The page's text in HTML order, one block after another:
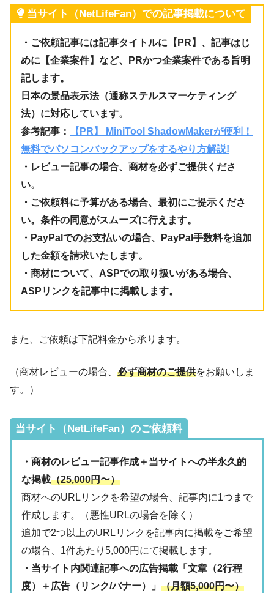
当サイト（NetLifeFan）での記事掲載について
・ご依頼記事には記事タイトルに【PR】、記事はじ
めに【企業案件】など、PRかつ企業案件である旨明
記します。
日本の景品表示法（通称ステルスマーケティング
法）に対応しています。
参考記事：
【PR】 MiniTool ShadowMakerが便利！
無料でパソコンバックアップをするやり方解説!
・レビュー記事の場合、商材を必ずご提供くださ
い。
・ご依頼料に予算がある場合、最初にご提示くださ
い。条件の同意がスムーズに行えます。
・PayPalでのお支払いの場合、PayPal手数料を追加
した金額を請求いたします。
・商材について、ASPでの取り扱いがある場合、
ASPリンクを記事中に掲載します。
また、ご依頼は下記料金から承ります。
（商材レビューの場合、 必ず商材のご提供をお願いしま
す。）
当サイト（NetLifeFan）のご依頼料
・商材のレビュー記事作成＋当サイトへの半永久的
な掲載（25,000円〜）
商材へのURLリンクを希望の場合、記事内に1つまで
作成します。（悪性URLの場合を除く）
追加で2つ以上のURLリンクを記事内に掲載をご希望
の場合、1件あたり5,000円にて掲載します。
・当サイト内関連記事への広告掲載「文章（2行程
度）＋広告（リンク/バナー）」 （月額5,000円〜）